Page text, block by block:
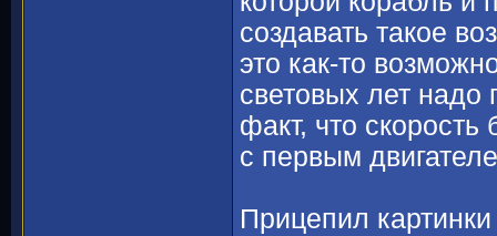
создавать такое
это как-то
световых лет надо
факт, что скорость
с первым
Прицепил